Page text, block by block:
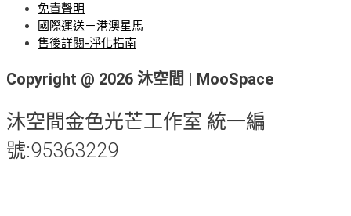
免責聲明
國際運送－港澳星馬
售後詳閱-淨化指南
Copyright @ 2026 沐空間 | MooSpace
沐空間金色光芒工作室 統一編
號:95363229